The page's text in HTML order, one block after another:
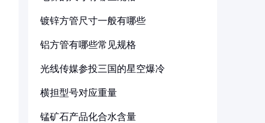
镀锌方管尺寸一般有哪些
铝方管有哪些常见规格
光线传媒参投三国的星空爆冷
横担型号对应重量
锰矿石产品化合水含量